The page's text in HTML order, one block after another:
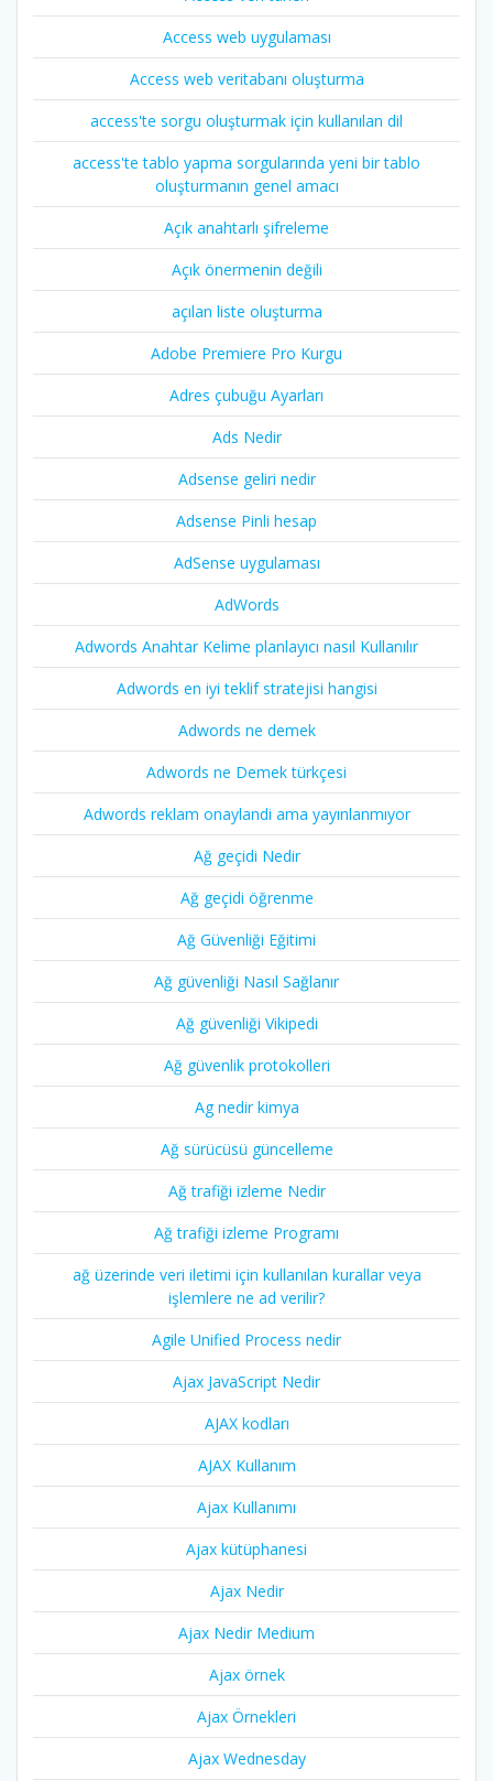
Access web uygulaması
Access web veritabanı oluşturma
access'te sorgu oluşturmak için kullanılan dil
access'te tablo yapma sorgularında yeni bir tablo
oluşturmanın genel amacı
Açık anahtarlı şifreleme
Açık önermenin değili
açılan liste oluşturma
Adobe Premiere Pro Kurgu
Adres çubuğu Ayarları
Ads Nedir
Adsense geliri nedir
Adsense Pinli hesap
AdSense uygulaması
AdWords
Adwords Anahtar Kelime planlayıcı nasıl Kullanılır
Adwords en iyi teklif stratejisi hangisi
Adwords ne demek
Adwords ne Demek türkçesi
Adwords reklam onaylandi ama yayınlanmıyor
Ağ geçidi Nedir
Ağ geçidi öğrenme
Ağ Güvenliği Eğitimi
Ağ güvenliği Nasıl Sağlanır
Ağ güvenliği Vikipedi
Ağ güvenlik protokolleri
Ag nedir kimya
Ağ sürücüsü güncelleme
Ağ trafiği izleme Nedir
Ağ trafiği izleme Programı
ağ üzerinde veri iletimi için kullanılan kurallar veya
işlemlere ne ad verilir?
Agile Unified Process nedir
Ajax JavaScript Nedir
AJAX kodları
AJAX Kullanım
Ajax Kullanımı
Ajax kütüphanesi
Ajax Nedir
Ajax Nedir Medium
Ajax örnek
Ajax Örnekleri
Ajax Wednesday